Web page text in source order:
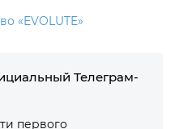
«EVOLUTE»
Телеграм-
первого